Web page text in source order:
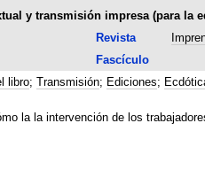
y transmisión impresa (para la
Revista
Fascículo
libro; Transmisión; Ediciones;
la la intervención de los